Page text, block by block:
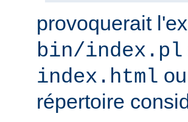
provoquerait
bin/index.pl
index.html ou
répertoire